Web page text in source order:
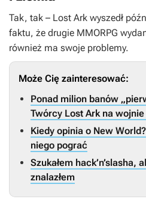
Tak, tak – Lost Ark wyszedł
faktu, że drugie MMORPG
również ma swoje problemy.
Może Cię zainteresować:
Ponad milion banów
Twórcy Lost Ark na
Kiedy opinia o New
niego pograć
Szukałem hack’n’slasha,
znalazłem